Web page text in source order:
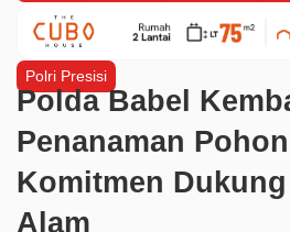
Polri Presisi
Polda Babel
Penanaman
Komitmen
Alam